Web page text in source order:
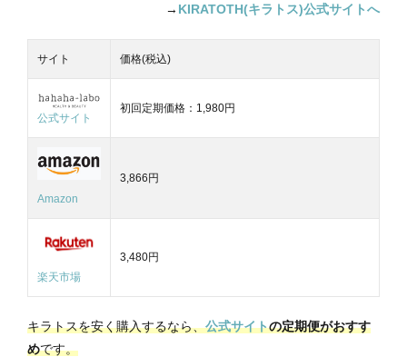
→ KIRATOTH(キラトス)公式サイトへ
サイト 価格(税込)
公式サイト
初回定期価格：1,980円
Amazon
3,866円
楽天市場
3,480円
キラトスを安く購入するなら、公式サイトの定期便がおすす
めです。